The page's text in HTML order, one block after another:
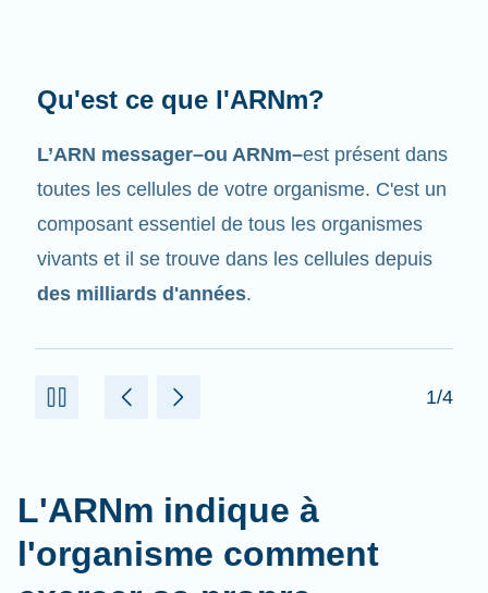
Que fait-il?
Tout comme son nom l'indique, l'ARNm est un
messager. Il interagit avec d'autres
composants dans les cellules qui aident à créer
des protéines.
l'organisme comment
exercer sa propre